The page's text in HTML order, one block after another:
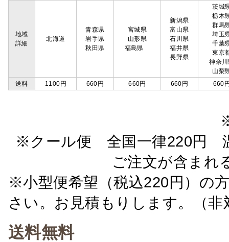
地域
詳細
北海道
青森県
岩手県
秋田県
宮城県
山形県
福島県
新潟県
富山県
石川県
福井県
長野県
茨城
栃木
群馬
埼玉
千葉
東京
神奈
山梨
送料
1100円 660円 660円 660円 660
※クール便 全国一律220円
ご注文が含ま
※小型便希望（税込220円）の
さい。お見積もりします。（非
送料無料